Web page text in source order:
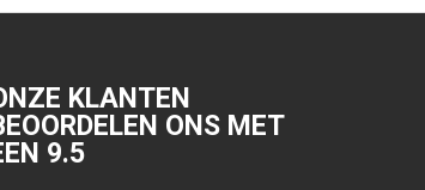
KLANTEN
ONS MET
9.5